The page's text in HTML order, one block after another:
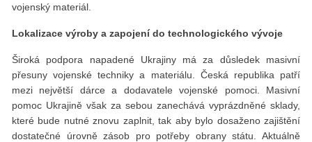
vojenský materiál.
Lokalizace výroby a zapojení do technologického vývoje
Široká podpora napadené Ukrajiny má za důsledek masivní
přesuny vojenské techniky a materiálu. Česká republika patří
mezi největší dárce a dodavatele vojenské pomoci. Masivní
pomoc Ukrajině však za sebou zanechává vyprázdněné sklady,
které bude nutné znovu zaplnit, tak aby bylo dosaženo zajištění
dostatečné úrovně zásob pro potřeby obrany státu. Aktuálně